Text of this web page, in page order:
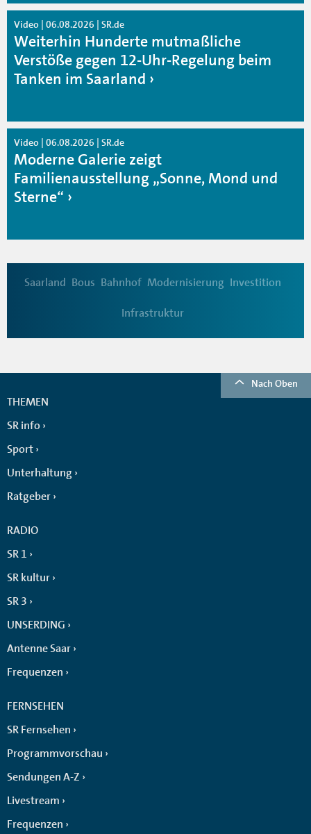
Video | 06.08.2026 | SR.de
Weiterhin Hunderte mutmaßliche
Verstöße gegen 12-Uhr-Regelung beim
Tanken im Saarland
Video | 06.08.2026 | SR.de
Moderne Galerie zeigt
Familienausstellung „Sonne, Mond und
Sterne“
Saarland Bous Bahnhof Modernisierung Investition
Infrastruktur
Nach Oben
THEMEN
SR info
Sport
Unterhaltung
Ratgeber
RADIO
SR 1
SR kultur
SR 3
UNSERDING
Antenne Saar
Frequenzen
FERNSEHEN
SR Fernsehen
Programmvorschau
Sendungen A-Z
Livestream
Frequenzen